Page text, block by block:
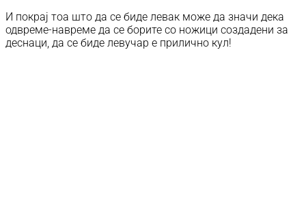
И покрај тоа што да се биде левак може да значи дека
одвреме-навреме да се борите со ножици создадени за
деснаци, да се биде левучар е прилично кул!